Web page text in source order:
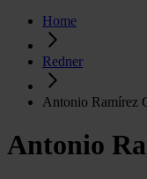
Home
Redner
Antonio Ramírez
Antonio